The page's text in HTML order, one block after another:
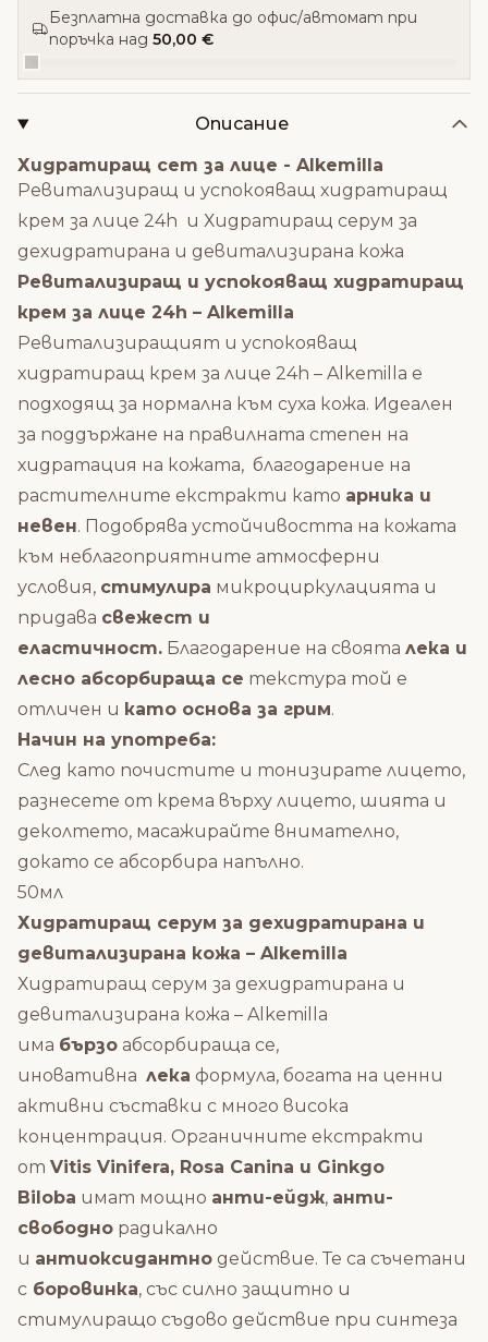
Безплатна доставка до офис/автомат при
поръчка над 50,00 €
Описание
Хидратиращ сет за лице - Alkemilla
Ревитализиращ и успокояващ хидратиращ
крем за лице 24h и Хидратиращ серум за
дехидратирана и девитализирана кожа
Ревитализиращ и успокояващ хидратиращ
крем за лице 24h – Alkemilla
Ревитализиращият и успокояващ
хидратиращ крем за лице 24h – Alkemilla е
подходящ за нормална към суха кожа. Идеален
за поддържане на правилната степен на
хидратация на кожата, благодарение на
растителните екстракти като арника и
невен. Подобрява устойчивостта на кожата
към неблагоприятните атмосферни
условия, стимулира микроциркулацията и
придава свежест и
еластичност. Благодарение на своята лека и
лесно абсорбираща се текстура той е
отличен и като основа за грим.
Начин на употреба:
След като почистите и тонизирате лицето,
разнесете от крема върху лицето, шията и
деколтето, масажирайте внимателно,
докато се абсорбира напълно.
50мл
Хидратиращ серум за дехидратирана и
девитализирана кожа – Alkemilla
Хидратиращ серум за дехидратирана и
девитализирана кожа – Alkemilla
има бързо абсорбираща се,
иновативна лека формула, богата на ценни
активни съставки с много висока
концентрация. Органичните екстракти
от Vitis Vinifera, Rosa Canina и Ginkgo
Biloba имат мощно анти-ейдж, анти-
свободно радикално
и антиоксидантно действие. Те са съчетани
с боровинка, със силно защитно и
стимулиращо съдово действие при синтеза